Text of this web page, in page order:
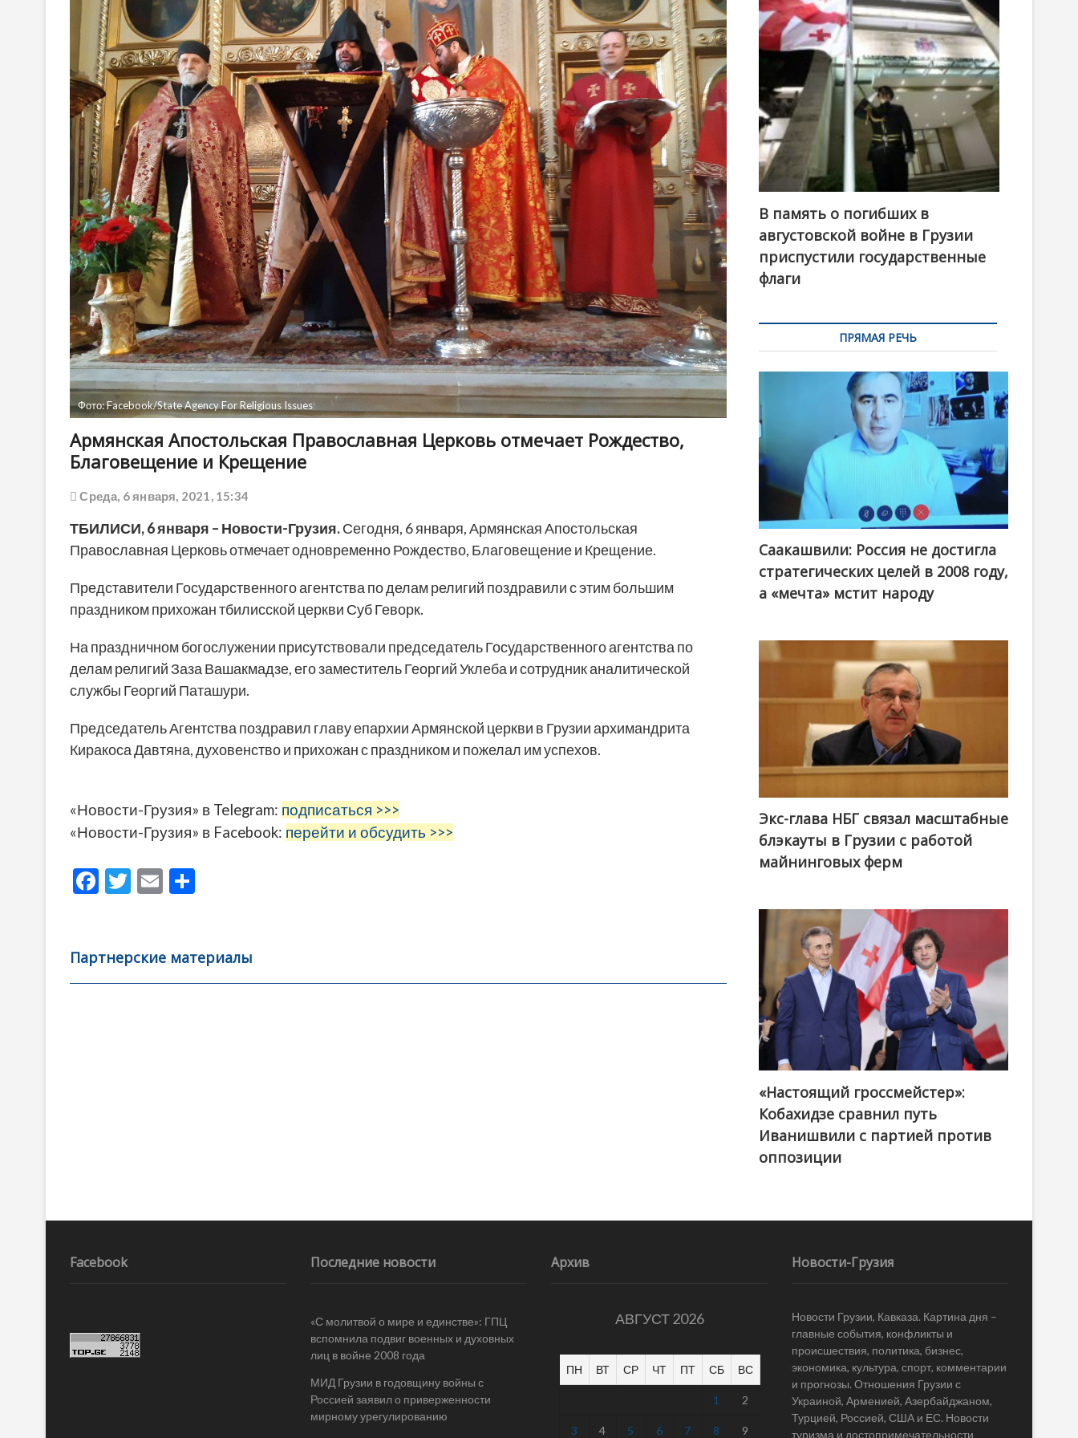
o
n
Фото: Facebook/State Agency For Religious Issues
Армянская Апостольская Православная Церковь отмечает Рождество,
Благовещение и Крещение
Среда, 6 января, 2021, 15:34
ТБИЛИСИ,6января – Новости-Грузия.Сегодня, 6 января, Армянская Апостольская
Православная Церковь отмечает одновременно Рождество, Благовещение и Крещение.
Представители Государственного агентства по делам религий поздравили с этим большим
праздником прихожан тбилисской церкви Суб Геворк.
На праздничном богослужении присутствовали председатель Государственного агентства по
делам религий Заза Вашакмадзе, его заместитель Георгий Уклеба и сотрудник аналитической
службы Георгий Паташури.
Председатель Агентства поздравил главу епархии Армянской церкви в Грузии архимандрита
Киракоса Давтяна, духовенство и прихожан с праздником и пожелал им успехов.
«Новости-Грузия» в Telegram: подписаться >>>
«Новости-Грузия» в Facebook: перейти и обсудить >>>
F
b
o
T
er
E
l
а
в
Партнерские материалы
В память о погибших в
августовской войне в Грузии
приспустили государственные
флаги
ПРЯМАЯ РЕЧЬ
Саакашвили: Россия не достигла
стратегических целей в 2008 году,
а «мечта» мстит народу
Экс-глава НБГ связал масштабные
блэкауты в Грузии с работой
майнинговых ферм
@ქართული ოცნება / Georgian Dream
«Настоящий гроссмейстер»:
Кобахидзе сравнил путь
Иванишвили с партией против
оппозиции
Facebook Последние новости
«С молитвой о мире и единстве»: ГПЦ
вспомнила подвиг военных и духовных
лиц в войне 2008 года
МИД Грузии в годовщину войны с
Россией заявил о приверженности
мирному урегулированию
Архив
АВГУСТ 2026
ПН ВТ СР ЧТ ПТ СБ ВС
1 2
3 4 5 6 7 8 9
Новости-Грузия
Новости Грузии, Кавказа. Картина дня –
главные события, конфликты и
происшествия, политика, бизнес,
экономика, культура, спорт, комментарии
и прогнозы. Отношения Грузии с
Украиной, Арменией, Азербайджаном,
Турцией, Россией, США и ЕС. Новости
туризма и достопримечательности